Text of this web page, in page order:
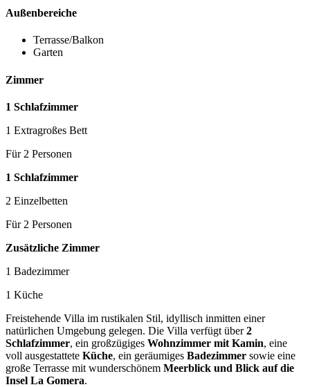
Außenbereiche
Terrasse/Balkon
Garten
Zimmer
1 Schlafzimmer
1 Extragroßes Bett
Für 2 Personen
1 Schlafzimmer
2 Einzelbetten
Für 2 Personen
Zusätzliche Zimmer
1 Badezimmer
1 Küche
Freistehende Villa im rustikalen Stil, idyllisch inmitten einer
natürlichen Umgebung gelegen. Die Villa verfügt über2
Schlafzimmer, ein großzügiges Wohnzimmer mit Kamin, eine
voll ausgestattete Küche, ein geräumiges Badezimmer sowie eine
große Terrasse mit wunderschönem Meerblick und Blick auf die
Insel La Gomera.